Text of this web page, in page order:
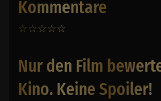
Kommentare
☆☆☆☆☆
Nur den Film
Kino. Keine Spoiler!